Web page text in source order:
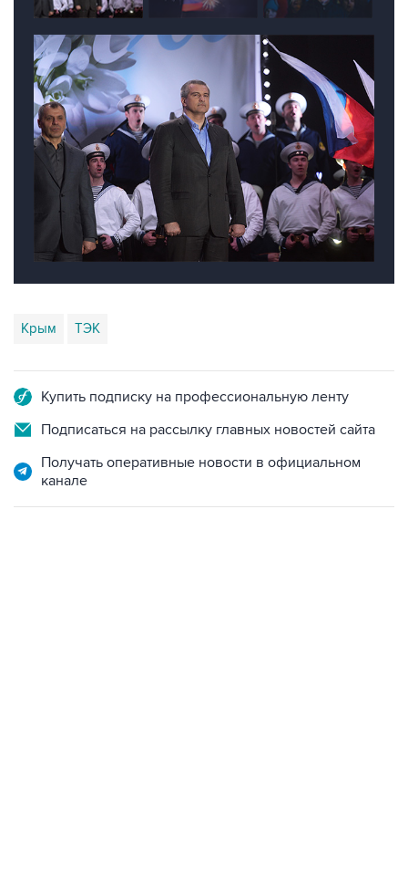
Крым ТЭК
Купить подписку на профессиональную ленту
Подписаться на рассылку главных новостей сайта
Получать оперативные новости в официальном
канале